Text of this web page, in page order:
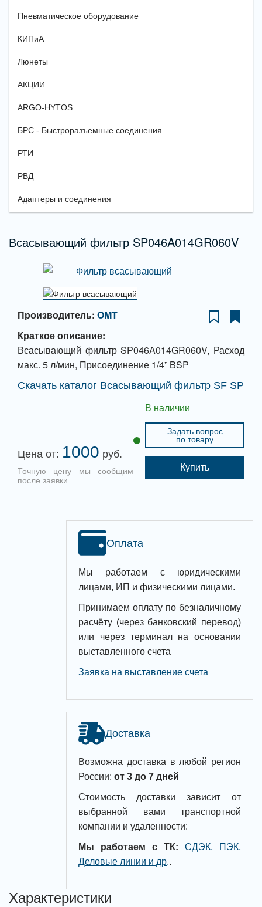
Пневматическое оборудование
КИПиА
Люнеты
АКЦИИ
ARGO-HYTOS
БРС - Быстроразъемные соединения
РТИ
РВД
Адаптеры и соединения
Всасывающий фильтр SP046A014GR060V
Производитель: OMT
Краткое описание:
Всасывающий фильтр SP046A014GR060V, Расход
макс. 5 л/мин, Присоединение 1/4” BSP
Скачать каталог Всасывающий фильтр SF SP
Цена от: 1000 руб.
Точную цену мы сообщим
после заявки.
В наличии
Задать вопрос
по товару
Купить
Оплата
Мы работаем с юридическими
лицами, ИП и физическими лицами.
Принимаем оплату по безналичному
расчёту (через банковский перевод)
или через терминал на основании
выставленного счета
Заявка на выставление счета
Доставка
Возможна доставка в любой регион
России: от 3 до 7 дней
Стоимость доставки зависит от
выбранной вами транспортной
компании и удаленности:
Мы работаем с ТК:
СДЭК, ПЭК,
Деловые линии и др..
Характеристики